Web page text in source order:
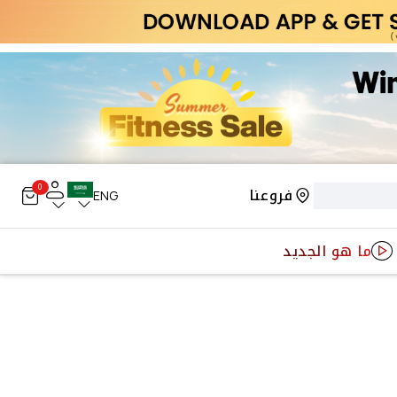
فروعنا ENG
0
ما هو الجديد